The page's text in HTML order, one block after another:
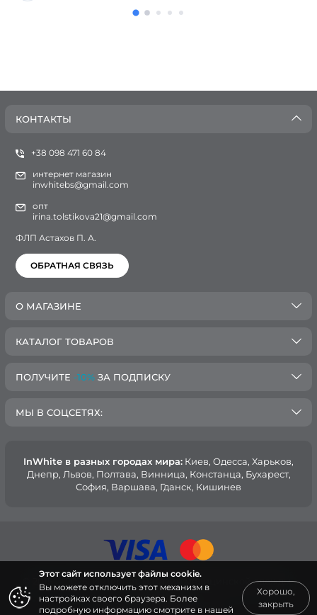
КОНТАКТЫ
+38 098 471 60 84
интернет магазин
inwhitebs@gmail.com
опт
irina.tolstikova21@gmail.com
ФЛП Астахов П. А.
ОБРАТНАЯ СВЯЗЬ
О МАГАЗИНЕ
КАТАЛОГ ТОВАРОВ
ПОЛУЧИТЕ -10% ЗА ПОДПИСКУ
МЫ В СОЦСЕТЯХ:
InWhite в разных городах мира: Киев, Oдесса, Харьков,
Днепр, Львов, Полтава, Винница, Констанца, Бухарест,
София, Варшава, Гданск, Кишинев
© 2015 — 2026, Интернет-магазин медицинской одежды
InWhite.
Этот сайт использует файлы cookie.
Вы можете отключить этот механизм в
настройках своего браузера. Более
подробную информацию смотрите в нашей
Хорошо,
закрыть